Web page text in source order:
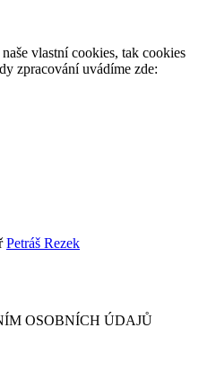
vlastní cookies, tak cookies
zpracování uvádíme zde:
Petráš Rezek
OSOBNÍCH ÚDAJŮ